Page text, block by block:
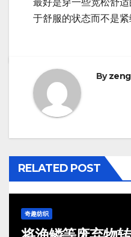
最好是穿一些宽松舒
于舒服的状态而不是紧
Byzeng
RELATED POST
奇趣纺织